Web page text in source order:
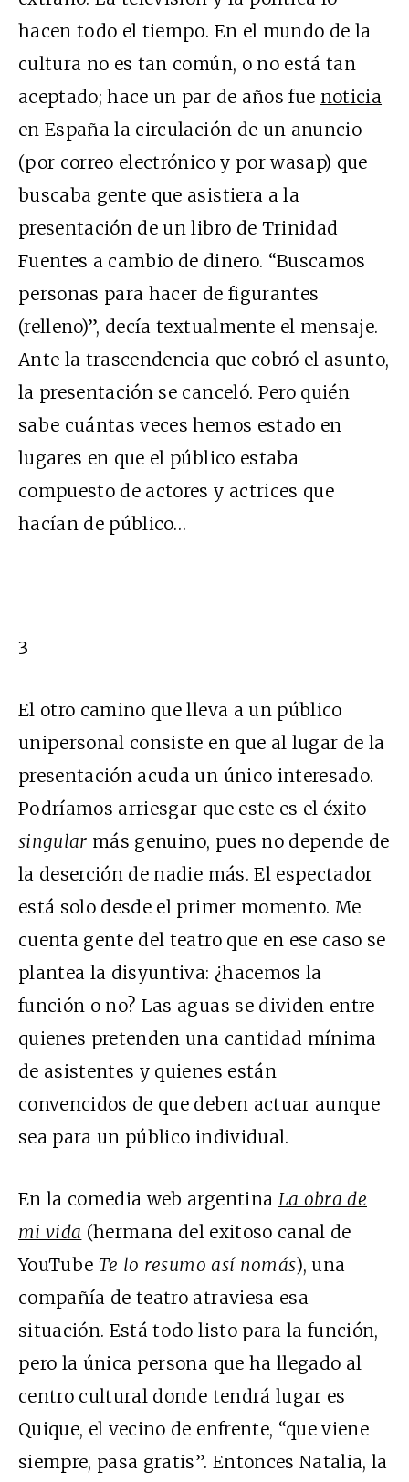
hacen todo el tiempo. En el mundo de la
cultura no es tan común, o no está tan
aceptado; hace un par de años fue noticia
en España la circulación de un anuncio
(por correo electrónico y por wasap) que
buscaba gente que asistiera a la
presentación de un libro de Trinidad
Fuentes a cambio de dinero. “Buscamos
personas para hacer de figurantes
(relleno)”, decía textualmente el mensaje.
Ante la trascendencia que cobró el asunto,
la presentación se canceló. Pero quién
sabe cuántas veces hemos estado en
lugares en que el público estaba
compuesto de actores y actrices que
hacían de público…
3
El otro camino que lleva a un público
unipersonal consiste en que al lugar de la
presentación acuda un único interesado.
Podríamos arriesgar que este es el éxito
singular más genuino, pues no depende de
la deserción de nadie más. El espectador
está solo desde el primer momento. Me
cuenta gente del teatro que en ese caso se
plantea la disyuntiva: ¿hacemos la
función o no? Las aguas se dividen entre
quienes pretenden una cantidad mínima
de asistentes y quienes están
convencidos de que deben actuar aunque
sea para un público individual.
En la comedia web argentina La obra de
mi vida (hermana del exitoso canal de
YouTube Te lo resumo así nomás), una
compañía de teatro atraviesa esa
situación. Está todo listo para la función,
pero la única persona que ha llegado al
centro cultural donde tendrá lugar es
Quique, el vecino de enfrente, “que viene
siempre, pasa gratis”. Entonces Natalia, la